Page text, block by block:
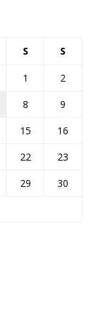
S S
1
2
8
9
15
16
22
23
29
30